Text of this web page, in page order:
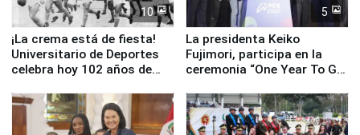
10
¡La crema está de fiesta!
Universitario de Deportes
celebra hoy 102 años de
5
La presidenta Keiko
Fujimori, participa en la
ceremonia “One Year To Go